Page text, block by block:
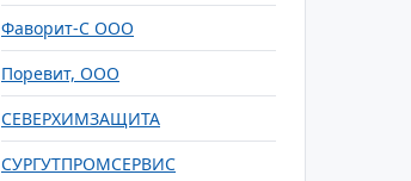
Фаворит-С ООО
Поревит, ООО
СЕВЕРХИМЗАЩИТА
СУРГУТПРОМСЕРВИС